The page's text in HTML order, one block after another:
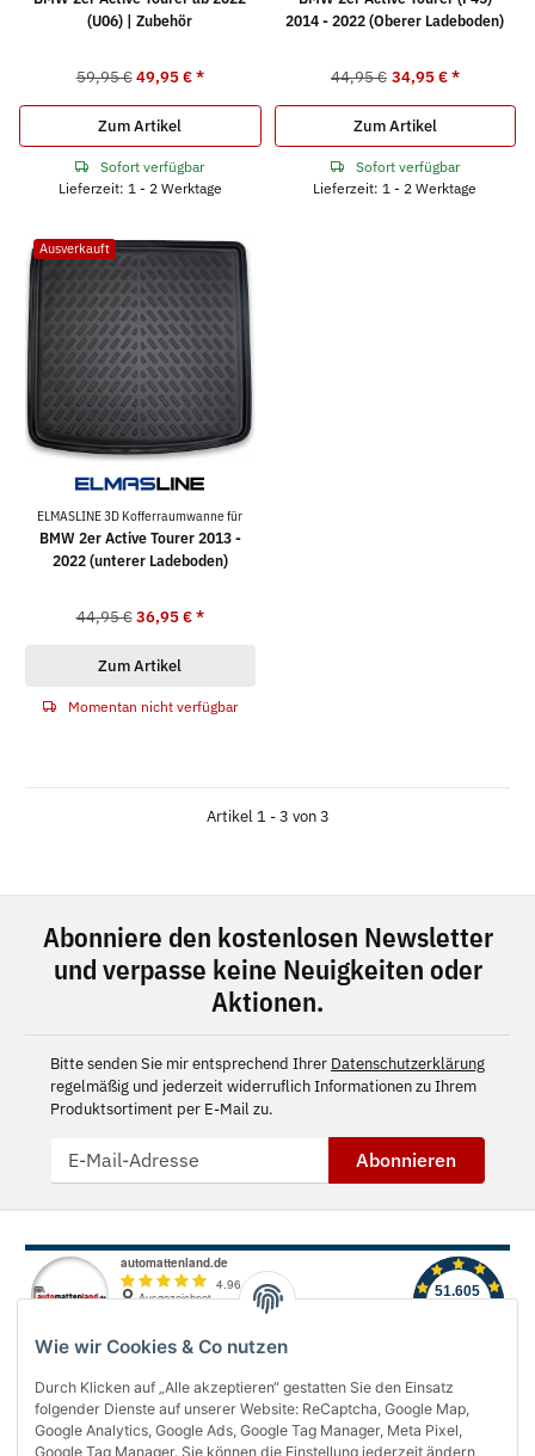
Wie wir Cookies & Co nutzen
Durch Klicken auf „Alle akzeptieren“ gestatten Sie den Einsatz
folgender Dienste auf unserer Website: ReCaptcha, Google Map,
Google Analytics, Google Ads, Google Tag Manager, Meta Pixel,
Google Tag Manager. Sie können die Einstellung jederzeit ändern
(U06) | Zubehör
59,95 € 49,95 €*
Zum Artikel
Sofort verfügbar
Lieferzeit: 1 - 2 Werktage
2014 - 2022 (Oberer Ladeboden)
44,95 € 34,95 €*
Zum Artikel
Sofort verfügbar
Lieferzeit: 1 - 2 Werktage
Ausverkauft
ELMASLINE 3D Kofferraumwanne für
BMW 2er Active Tourer 2013 -
2022 (unterer Ladeboden)
44,95 € 36,95 €*
Zum Artikel
Momentan nicht verfügbar
Artikel 1 - 3 von 3
Abonniere den kostenlosen Newsletter
und verpasse keine Neuigkeiten oder
Aktionen.
Bitte senden Sie mir entsprechend Ihrer Datenschutzerklärung
regelmäßig und jederzeit widerruflich Informationen zu Ihrem
Produktsortiment per E-Mail zu.
Abonnieren
Über uns